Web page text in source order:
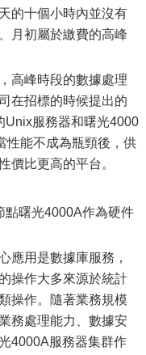
的十個小時內並沒有
月初屬於繳費的高峰
高峰時段的數據處理
在招標的時候提出的
Unix服務器和曙光4000
性能不成為瓶頸後，供
價比更高的平台。
點曙光4000A作為硬件
應用是數據庫服務，
操作大多來源於統計
操作。隨著業務規模
務處理能力、數據安
4000A服務器集群作